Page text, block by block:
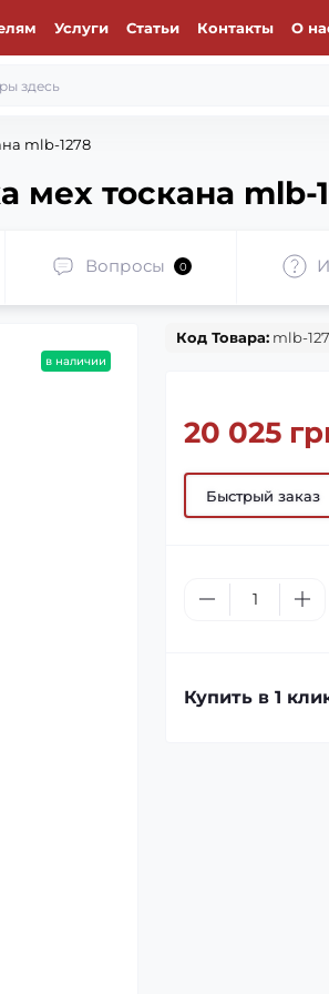
Услуги Статьи Контакты О
mlb-1278
мех тоскана mlb-
Вопросы 0
в наличии
Код Товара: mlb-
20 025
Быстрый заказ
Купить в 1